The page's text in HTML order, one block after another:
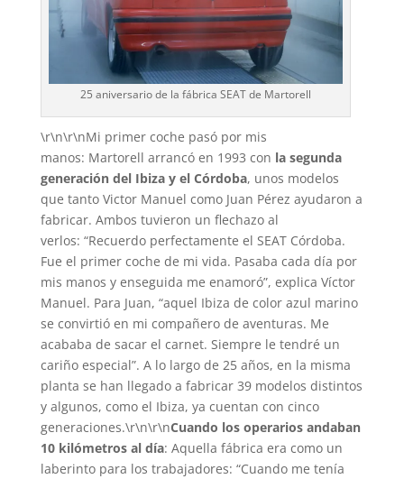
25 aniversario de la fábrica SEAT de Martorell
\r\n\r\nMi primer coche pasó por mis
manos: Martorell arrancó en 1993 con la segunda
generación del Ibiza y el Córdoba, unos modelos
que tanto Victor Manuel como Juan Pérez ayudaron a
fabricar. Ambos tuvieron un flechazo al
verlos: “Recuerdo perfectamente el SEAT Córdoba.
Fue el primer coche de mi vida. Pasaba cada día por
mis manos y enseguida me enamoró”, explica Víctor
Manuel. Para Juan, “aquel Ibiza de color azul marino
se convirtió en mi compañero de aventuras. Me
acababa de sacar el carnet. Siempre le tendré un
cariño especial”. A lo largo de 25 años, en la misma
planta se han llegado a fabricar 39 modelos distintos
y algunos, como el Ibiza, ya cuentan con cinco
generaciones.\r\n\r\nCuando los operarios andaban
10 kilómetros al día: Aquella fábrica era como un
laberinto para los trabajadores: “Cuando me tenía